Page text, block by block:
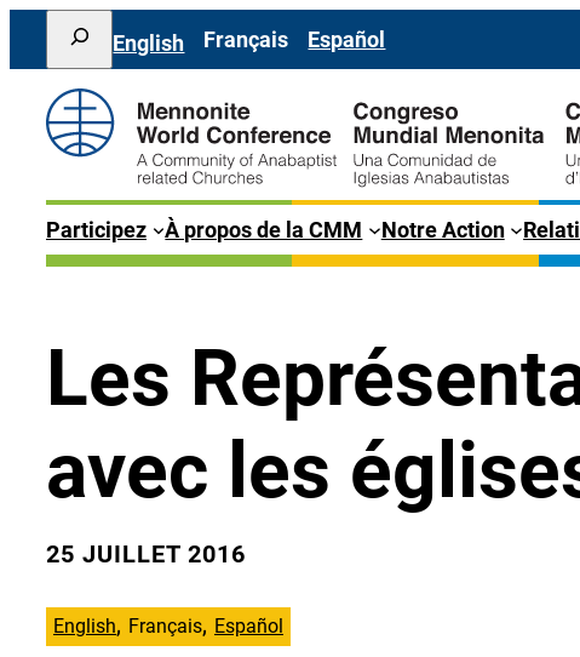
Aller
contenu
Search
English Français Español
Participez À propos de la CMM Notre Action
Les
avec les
25 JUILLET 2016
English Français Español